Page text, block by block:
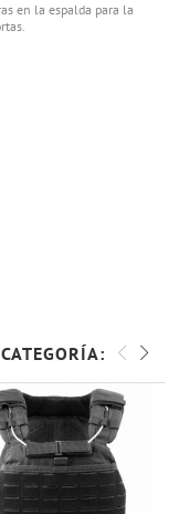
en la espalda para la